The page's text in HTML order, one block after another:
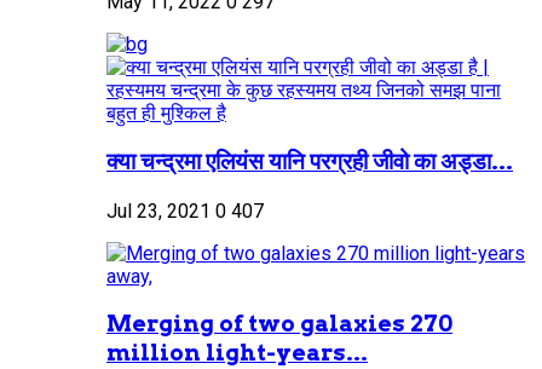
क्या चन्द्रमा एलियंस यानि परग्रही जीवो का अड्डा...
Jul 23, 2021 0 407
Merging of two galaxies 270
million light-years...